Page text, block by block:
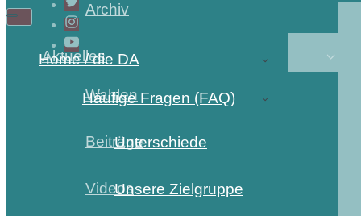
Archiv
Aktuelles
Wahlen
Beiträge
Videos
Home / die DA
Häufige Fragen (FAQ)
Unterschiede
Unsere Zielgruppe